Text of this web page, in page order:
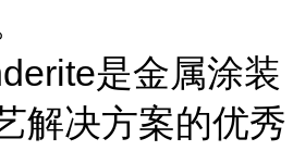
是金属涂装
解决方案的优秀